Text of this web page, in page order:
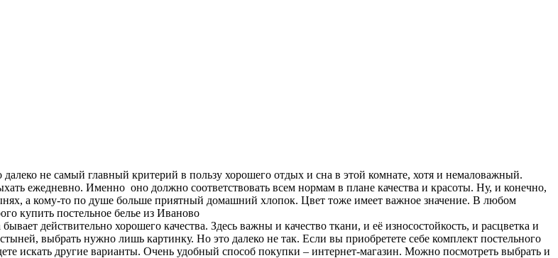
не самый главный критерий в пользу хорошего отдых и сна в этой комнате, хотя и немаловажный.
ежедневно. Именно оно должно соответствовать всем нормам в плане качества и красоты. Ну, и конечно,
а кому-то по душе больше приятный домашний хлопок. Цвет тоже имеет важное значение. В любом
купить постельное белье из Иваново­
действительно хорошего качества. Здесь важны и качество ткани, и её износостойкость, и расцветка и
выбрать нужно лишь картинку. Но это далеко не так. Если вы приобретете себе комплект постельного
искать другие варианты. Очень удобный способ покупки – интернет-магазин. Можно посмотреть выбрать и